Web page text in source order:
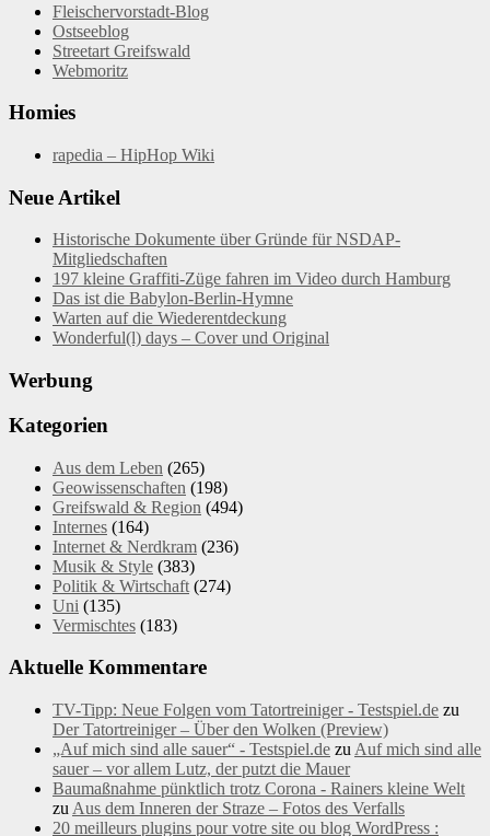
Fleischervorstadt-Blog
Ostseeblog
Streetart Greifswald
Webmoritz
Homies
rapedia – HipHop Wiki
Neue Artikel
Historische Dokumente über Gründe für NSDAP-
Mitgliedschaften
197 kleine Graffiti-Züge fahren im Video durch Hamburg
Das ist die Babylon-Berlin-Hymne
Warten auf die Wiederentdeckung
Wonderful(l) days – Cover und Original
Werbung
Kategorien
Aus dem Leben (265)
Geowissenschaften (198)
Greifswald & Region (494)
Internes (164)
Internet & Nerdkram (236)
Musik & Style (383)
Politik & Wirtschaft (274)
Uni (135)
Vermischtes (183)
Aktuelle Kommentare
TV-Tipp: Neue Folgen vom Tatortreiniger - Testspiel.de zu
Der Tatortreiniger – Über den Wolken (Preview)
„Auf mich sind alle sauer“ - Testspiel.de zu Auf mich sind alle
sauer – vor allem Lutz, der putzt die Mauer
Baumaßnahme pünktlich trotz Corona - Rainers kleine Welt
zu Aus dem Inneren der Straze – Fotos des Verfalls
20 meilleurs plugins pour votre site ou blog WordPress :